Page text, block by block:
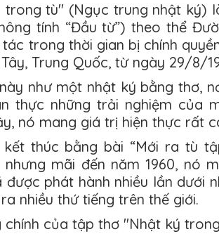
trong tù" (Ngục trung nhật ký)
tính “Đầu từ”) theo thể
tác trong thời gian bị chính
Trung Quốc, từ ngày 29/8/
như một nhật ký bằng thơ,
thực những trải nghiệm của
nó mang giá trị hiện thực rất
thúc bằng bài “Mới ra tù
nhưng mãi đến năm 1960, nó
phát hành nhiều lần dưới
nhiều thứ tiếng trên thế giới.
chính của tập thơ "Nhật ký